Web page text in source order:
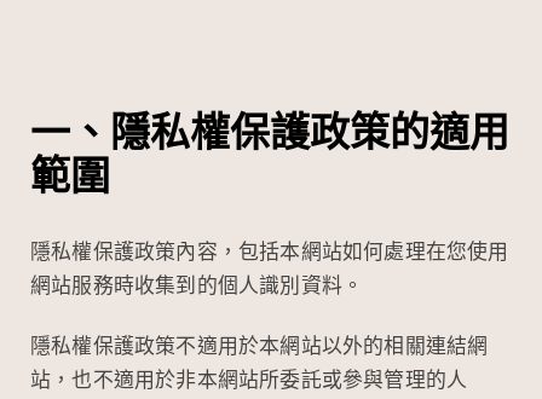
一、隱私權保護政策的適用
範圍
隱私權保護政策內容，包括本網站如何處理在您使用
網站服務時收集到的個人識別資料。
隱私權保護政策不適用於本網站以外的相關連結網
站，也不適用於非本網站所委託或參與管理的人